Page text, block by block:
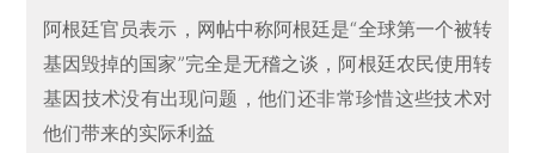
阿根廷官员表示，网帖中称阿根廷是“全球第一个被转
基因毁掉的国家”完全是无稽之谈，阿根廷农民使用转
基因技术没有出现问题，他们还非常珍惜这些技术对
他们带来的实际利益